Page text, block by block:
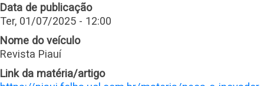
Data de publicação
Ter, 01/07/2025 - 12:00
Nome do veículo
Revista Piauí
Link da matéria/artigo